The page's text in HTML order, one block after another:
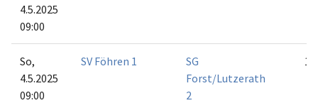
4.5.2025
09:00
So,
4.5.2025
09:00
SV Föhren 1
SG
Forst/Lutzerath
2
1:5